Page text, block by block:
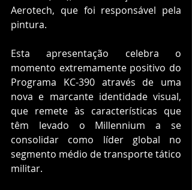
Aerotech, que foi responsável pela
pintura.
Esta apresentação celebra o
momento extremamente positivo do
Programa KC-390 através de uma
nova e marcante identidade visual,
que remete às características que
têm levado o Millennium a se
consolidar como líder global no
segmento médio de transporte tático
militar.